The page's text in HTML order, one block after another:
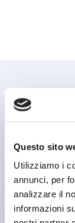
Questo sito
Utilizziamo i
annunci, per
analizzare il
informazioni
Quali
problemi